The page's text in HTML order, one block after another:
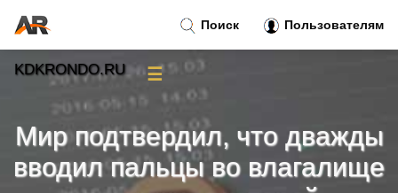
Мир подтвердил, что дважды
вводил пальцы во влагалище
Поиск Пользователям
KDKRONDO.RU ☰
Новости »
Тренды новостей»